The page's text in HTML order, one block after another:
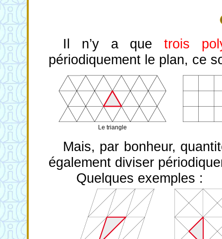
Il n’y a que trois
périodiquement le plan, ce
Le triangle
Mais, par bonheur,
également diviser
Quelques exemples :